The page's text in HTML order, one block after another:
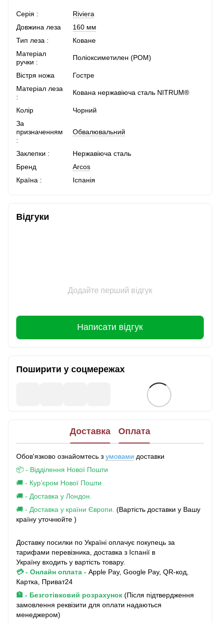
Серія :
Riviera
Довжина леза
160 мм
Тип леза :
Коване
Матеріал
ручки :
Поліоксиметилен (POM)
Вістря ножа
Гостре
Матеріал леза
:
Кована нержавіюча сталь NITRUM®
Колір
Чорний
За
призначенням
:
Обвалювальний
Заклепки :
Нержавіюча сталь
Бренд
Arcos
Країна :
Іспанія
Відгуки
Додайте перший відгук
Написати відгук
Поширити у соцмережах
Доставка Оплата
Обов'язково ознайомтесь з умовами доставки
📦 - Відділення Нової Пошти
🚚 - Кур’єром Нової Пошти
🚚 - Доставка у Лондон.
🚚 - Доставка у країни Європи. (Вартість доставки у Вашу
країну уточнюйте )
Доставку посилки по Україні оплачує покупець за
тарифами перевізника, доставка з Іспанії в
Україну входить у вартість товару.
💳 - Онлайн оплата - Apple Pay, Google Pay, QR-код,
Картка, Приват24
🏦 - Безготівковий розрахунок (Після підтвердження
замовлення реквізити для оплати надаються
менеджером)